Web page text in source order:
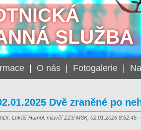
SLUŽBA
O nás Fotogalerie
Dvě zraněné po
Lukáš Humpl, mluvčí ZZS MSK, 02.01.2026 8:52:45 -